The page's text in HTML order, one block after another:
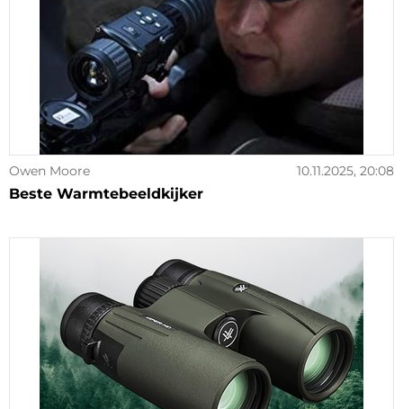
Owen Moore 10.11.2025, 20:08
Beste Warmtebeeldkijker